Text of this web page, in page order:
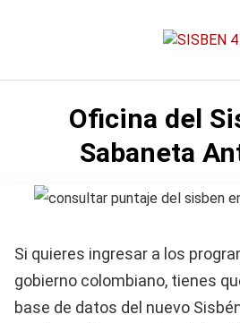
Oficina del
Sabaneta
Si quieres ingresar a los
gobierno colombiano, tienes
base de datos del nuevo